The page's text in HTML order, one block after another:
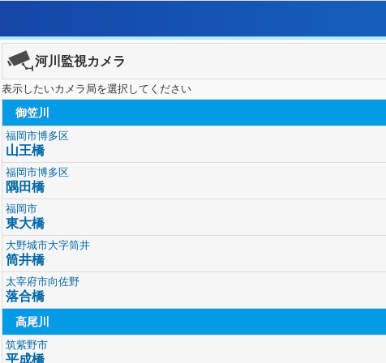
河川監視カメラ
表示したいカメラ局を選択してください
御笠川
福岡市博多区
山王橋
福岡市博多区
隅田橋
福岡市
東大橋
大野城市大字筒井
筒井橋
太宰府市向佐野
落合橋
高尾川
筑紫野市
平成橋